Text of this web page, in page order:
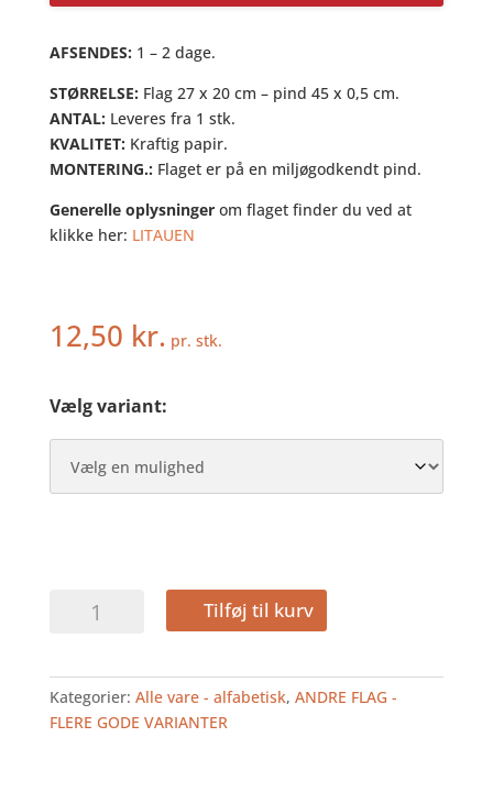
AFSENDES: 1 – 2 dage.
STØRRELSE: Flag 27 x 20 cm – pind 45 x 0,5 cm.
ANTAL: Leveres fra 1 stk.
KVALITET: Kraftig papir.
MONTERING.: Flaget er på en miljøgodkendt pind.
Generelle oplysningerom flaget finder du ved at
klikke her: LITAUEN
12,50 kr. pr. stk.
Vælg variant:
LITAUEN
I
PAPIR
antal
Tilføj til kurv
Kategorier: Alle vare - alfabetisk, ANDRE FLAG -
FLERE GODE VARIANTER